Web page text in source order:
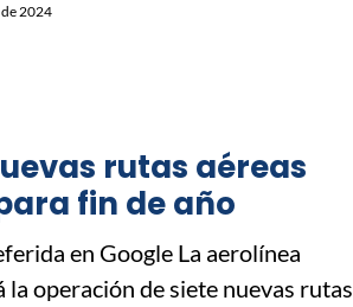
2024
rutas aéreas
fin de año
en Google La aerolínea
operación de siete nuevas rutas